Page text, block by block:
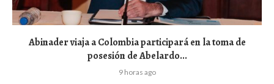
Abinader viaja a Colombia participará en la toma de
posesión de Abelardo...
9 horas ago